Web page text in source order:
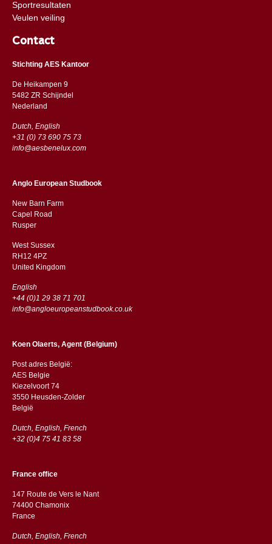
Sportresultaten
Veulen veiling
Contact
Stichting AES Kantoor
De Heikampen 9
5482 ZR Schijndel
​​Nederland
Dutch, English
+31 (0) 73 690 75 73
info@aesbenelux.com
Anglo European Studbook
New Barn Farm
Capel Road
​​Rusper
West Sussex
RH12 4PZ
​​United Kingdom
English
+44 (0)1 29 38 71 701
info@angloeuropeanstudbook.co.uk
Koen Olaerts, Agent (Belgium)
Post adres België:
AES Belgie
Kiezelvoort 74
3550 Heusden-Zolder
België
Dutch, English, French
+32 (0)4 75 41 83 58
France office
147 Route de Vers le Nant
74400 Chamonix
France
Dutch, English, French